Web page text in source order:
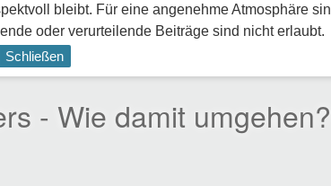
bleibt. Für eine angenehme Atmosphäre
oder verurteilende Beiträge sind nicht erlaubt.
Schließen
- Wie damit umgehen?